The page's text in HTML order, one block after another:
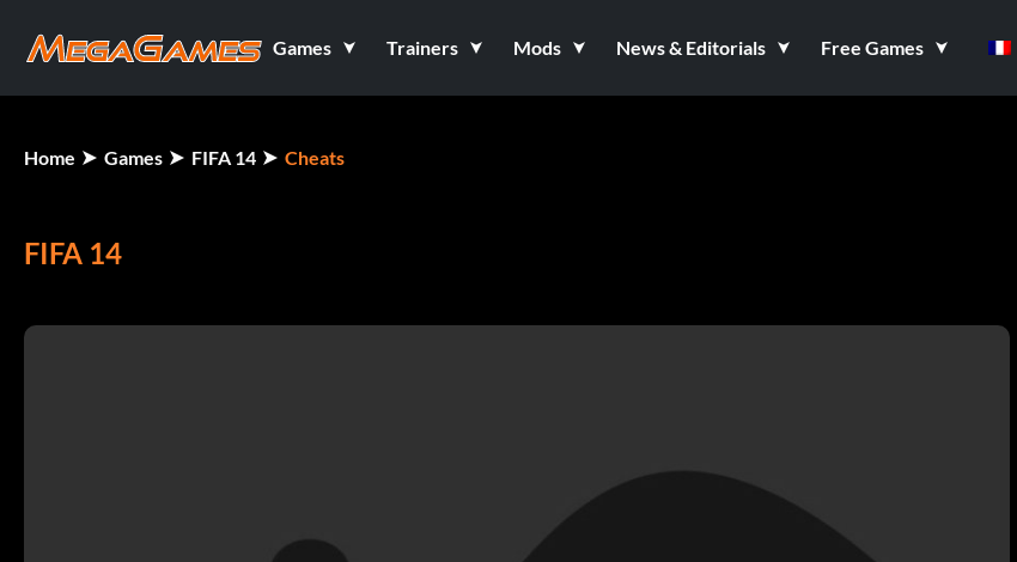
Games Trainers Mods News & Editorials Free Games
Home Games FIFA 14 Cheats
FIFA 14